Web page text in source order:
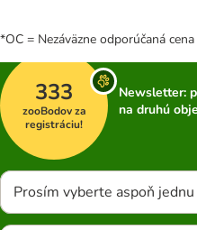
*OC = Nezáväzne odporúčaná
333
zooBodov za
registráciu!
Newsletter:
na druhú
Prosím vyberte aspoň